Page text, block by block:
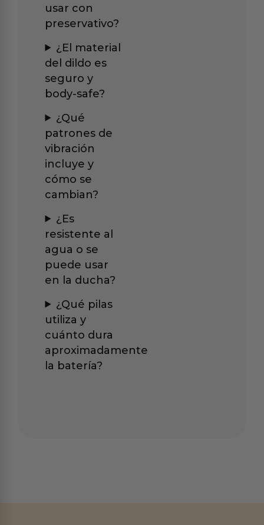
usar con
preservativo?
¿El material
del dildo es
seguro y
body-safe?
¿Qué
patrones de
vibración
incluye y
cómo se
cambian?
¿Es
resistente al
agua o se
puede usar
en la ducha?
¿Qué pilas
utiliza y
cuánto dura
aproximadamente
la batería?